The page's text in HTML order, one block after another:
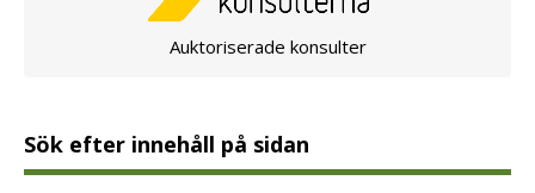
Auktoriserade konsulter
Sök efter innehåll på sidan